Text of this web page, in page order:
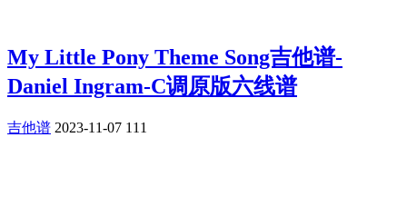
My Little Pony Theme Song吉他谱-
Daniel Ingram-C调原版六线谱
吉他谱 2023-11-07 111